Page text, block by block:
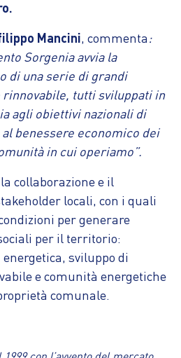
Mancini, commenta:
Sorgenia avvia la
di una serie di grandi
tutti sviluppati in
agli obiettivi nazionali di
benessere economico dei
in cui operiamo”.
collaborazione e il
locali, con i quali
per generare
per il territorio:
sviluppo di
e comunità energetiche
comunale.